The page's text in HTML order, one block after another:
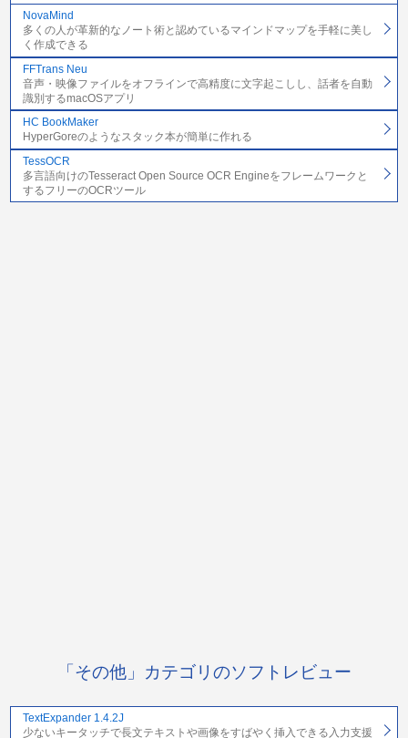
NovaMind
多くの人が革新的なノート術と認めているマインドマップを手軽に美し
く作成できる
FFTrans Neu
音声・映像ファイルをオフラインで高精度に文字起こしし、話者を自動
識別するmacOSアプリ
HC BookMaker
HyperGoreのようなスタック本が簡単に作れる
TessOCR
多言語向けのTesseract Open Source OCR Engineをフレームワークと
するフリーのOCRツール
「その他」カテゴリのソフトレビュー
TextExpander 1.4.2J
少ないキータッチで長文テキストや画像をすばやく挿入できる入力支援